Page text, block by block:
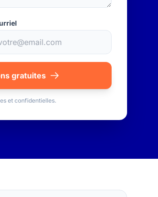
gratuites
et confidentielles.